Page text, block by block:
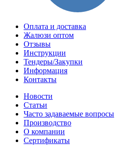
Оплата и доставка
Жалюзи оптом
Отзывы
Инструкции
Тендеры/Закупки
Информация
Контакты
Новости
Статьи
Часто задаваемые вопросы
Производство
О компании
Сертификаты